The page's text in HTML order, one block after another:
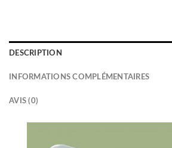
DESCRIPTION
INFORMATIONS COMPLÉMENTAIRES
AVIS (0)